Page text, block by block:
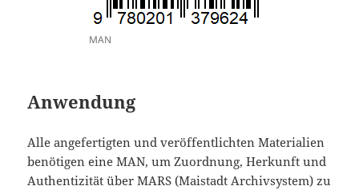
MAN
Anwendung
Alle angefertigten und veröffentlichten Materialien
benötigen eine MAN, um Zuordnung, Herkunft und
Authentizität über MARS (Maistadt Archivsystem) zu